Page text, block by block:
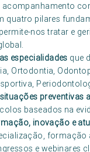
quatro pilares
nos tratar e
especialidades que
Ortodontia,
preventivas
baseados na
inovação e
e webinares